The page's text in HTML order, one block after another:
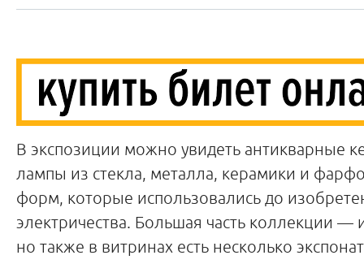
В экспозиции можно увидеть антикварные
лампы из стекла, металла, керамики и
форм, которые использовались до
электричества. Большая часть коллекции
но также в витринах есть несколько